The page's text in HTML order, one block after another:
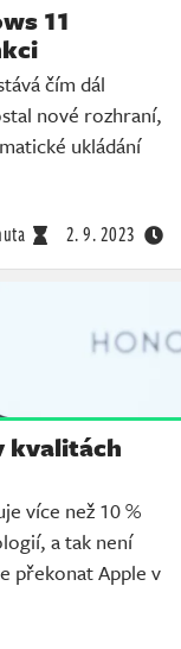
11
čím dál
nové rozhraní,
ukládání
2. 9. 2023
kvalitách
více než 10 %
a tak není
překonat Apple v